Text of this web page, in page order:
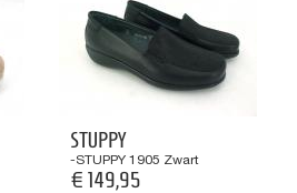
STUPPY
-STUPPY 1905 Zwart
€ 149,95